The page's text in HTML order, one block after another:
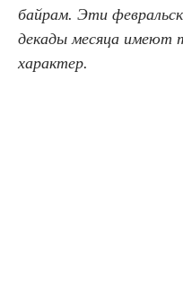
байрам. Эти
декады месяца имеют
характер.